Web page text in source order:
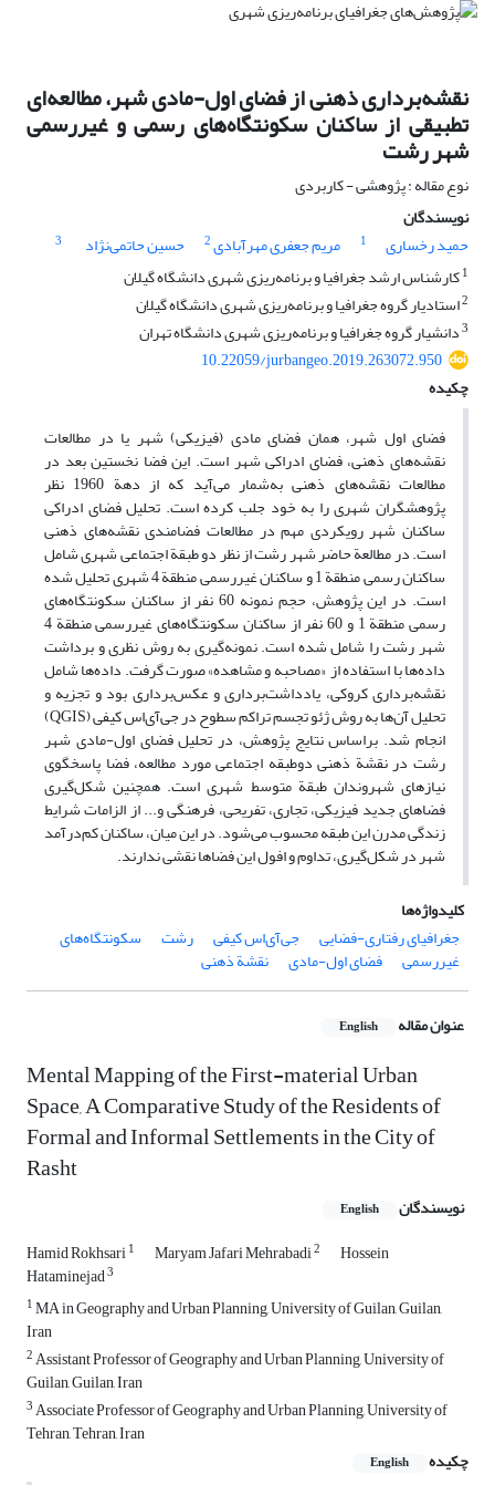
نقشه‌برداری ذهنی از فضای اول-مادی شهر، مطالعه‌ای
تطبیقی از ساکنان سکونتگاه‌های رسمی و غیررسمی
شهر رشت
نوع مقاله : پژوهشی - کاربردی
نویسندگان
حمید رخساری
1 مریم جعفری مهرآبادی2 حسین حاتمی‌نژاد
3
1کارشناس ارشد جغرافیا و برنامه‌ریزی شهری دانشگاه گیلان
2استادیار گروه جغرافیا و برنامه‌ریزی شهری دانشگاه گیلان
3دانشیار گروه جغرافیا و برنامه‌ریزی شهری دانشگاه تهران
10.22059/jurbangeo.2019.263072.950
چکیده
فضای اول شهر، همان فضای مادی (فیزیکی) شهر یا در مطالعات
نقشه‌های ذهنی، فضای ادراکی شهر است. این فضا نخستین بعد در
مطالعات نقشه‌های ذهنی به‌شمار می‌آید که از دهة 1960 نظر
پژوهشگران شهری را به خود جلب کرده است. تحلیل فضای ادراکی
ساکنان شهر رویکردی مهم در مطالعات فضامندی نقشه‌های ذهنی
است. در مطالعة حاضر شهر رشت از نظر دو طبقة اجتماعی شهری شامل
ساکنان رسمی منطقة 1 و ساکنان غیررسمی منطقة 4 شهری تحلیل شده
است. در این پژوهش، حجم نمونه 60 نفر از ساکنان سکونتگاه‌های
رسمی منطقة 1 و 60 نفر از ساکنان سکونتگاه‌های غیررسمی منطقة 4
شهر رشت را شامل شده است. نمونه‌گیری به روش نظری و برداشت
داده‌ها با استفاده از «مصاحبه و مشاهده» صورت گرفت. داده‌ها شامل
نقشه‌برداری کروکی، یادداشت‌برداری و عکس‌برداری بود و تجزیه و
تحلیل آن‌ها به روش ژئو تجسم تراکم سطوح در جی‌آی‌اس کیفی (QGIS)
انجام شد. براساس نتایج پژوهش، در تحلیل فضای اول-مادی شهر
رشت در نقشة ذهنی دوطبقه اجتماعی مورد مطالعه، فضا پاسخگوی
نیازهای شهروندان طبقة متوسط شهری است. همچنین شکل‌گیری
فضاهای جدید فیزیکی، تجاری، تفریحی، فرهنگی و... از الزامات شرایط
زندگی مدرن این طبقه محسوب می‌شود. در این میان، ساکنان کم‌درآمد
شهر در شکل‌گیری، تداوم و افول این فضاها نقشی ندارند.
کلیدواژه‌ها
جغرافیای رفتاری-فضایی
جی‌آی‌اس کیفی رشت سکونتگاه‌های
غیررسمی فضای اول-مادی نقشة ذهنی
عنوان مقاله English
Mental Mapping of the First-material Urban
Space, A Comparative Study of the Residents of
Formal and Informal Settlements in the City of
Rasht
نویسندگان English
Hamid Rokhsari1 Maryam Jafari Mehrabadi2 Hossein
Hataminejad3
1MA in Geography and Urban Planning, University of Guilan, Guilan,
Iran
2Assistant Professor of Geography and Urban Planning, University of
Guilan, Guilan, Iran
3Associate Professor of Geography and Urban Planning, University of
Tehran, Tehran, Iran
چکیده
English